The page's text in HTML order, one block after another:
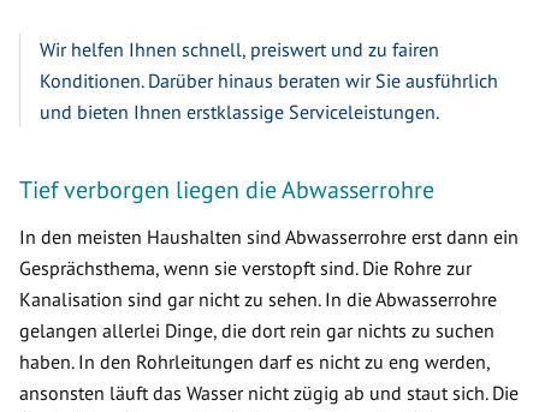
Wir helfen Ihnen schnell, preiswert und zu fairen
Konditionen. Darüber hinaus beraten wir Sie ausführlich
und bieten Ihnen erstklassige Serviceleistungen.
Tief verborgen liegen die Abwasserrohre
In den meisten Haushalten sind Abwasserrohre erst dann ein
Gesprächsthema, wenn sie verstopft sind. Die Rohre zur
Kanalisation sind gar nicht zu sehen. In die Abwasserrohre
gelangen allerlei Dinge, die dort rein gar nichts zu suchen
haben. In den Rohrleitungen darf es nicht zu eng werden,
ansonsten läuft das Wasser nicht zügig ab und staut sich. Die